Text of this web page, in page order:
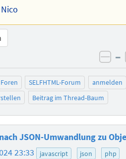
–
SELFHTML-Forum
anmelden
Beitrag im Thread-Baum
JSON-Umwandlung zu
23:33 javascript json php